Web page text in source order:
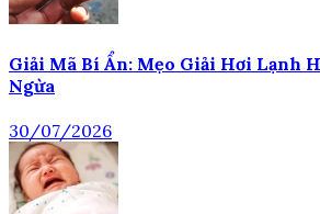
Giải Mã Bí Ẩn: Mẹo Giải Hơi Lạnh
Ngừa
30/07/2026